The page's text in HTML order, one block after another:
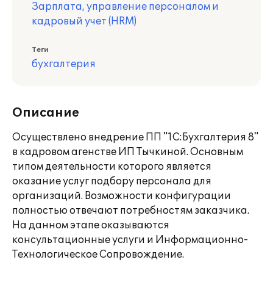
Зарплата, управление персоналом и
кадровый учет (HRM)
Теги
бухгалтерия
Описание
Осуществлено внедрение ПП "1С:Бухгалтерия 8"
в кадровом агенстве ИП Тычкиной. Основным
типом деятельности которого является
оказание услуг подбору персонала для
организаций. Возможности конфигурации
полностью отвечают потребностям заказчика.
На данном этапе оказываются
консультационные услуги и Информационно-
Технологическое Сопровождение.